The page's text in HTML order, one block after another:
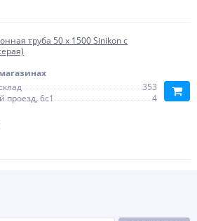
труба 50 х 1500 Sinikon с
353
проезд, 6с1
4